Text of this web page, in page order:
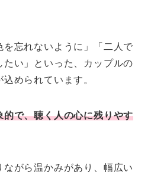
忘れないように」「二人で
い」といった、カップルの
められています。
で、聴く人の心に残りやす
がら温かみがあり、幅広い